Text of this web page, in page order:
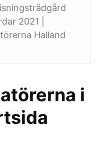
2021 |
Halland
i